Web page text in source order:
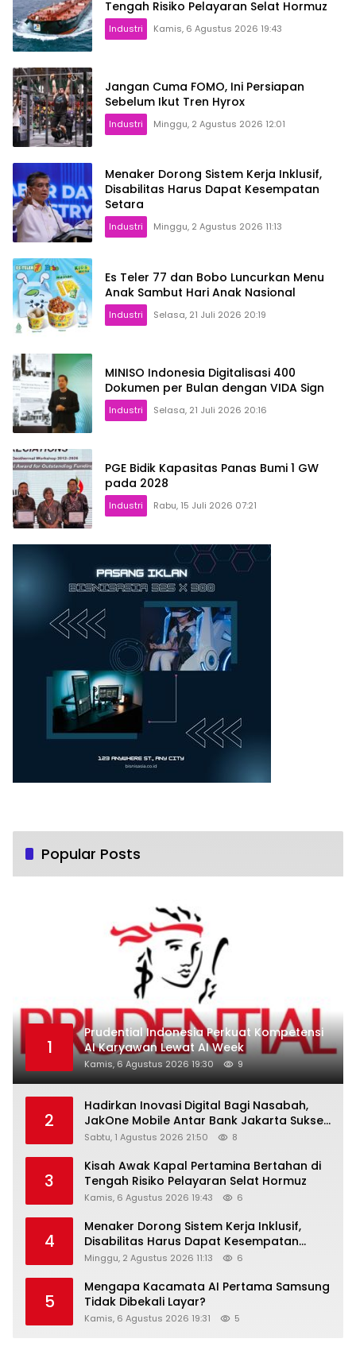
Tengah Risiko Pelayaran Selat Hormuz
Industri Kamis, 6 Agustus 2026 19:43
Jangan Cuma FOMO, Ini Persiapan
Sebelum Ikut Tren Hyrox
Industri Minggu, 2 Agustus 2026 12:01
Menaker Dorong Sistem Kerja Inklusif,
Disabilitas Harus Dapat Kesempatan
Setara
Industri Minggu, 2 Agustus 2026 11:13
Es Teler 77 dan Bobo Luncurkan Menu
Anak Sambut Hari Anak Nasional
Industri Selasa, 21 Juli 2026 20:19
MINISO Indonesia Digitalisasi 400
Dokumen per Bulan dengan VIDA Sign
Industri Selasa, 21 Juli 2026 20:16
PGE Bidik Kapasitas Panas Bumi 1 GW
pada 2028
Industri Rabu, 15 Juli 2026 07:21
Popular Posts
1
Prudential Indonesia Perkuat Kompetensi
AI Karyawan Lewat AI Week
Kamis, 6 Agustus 2026 19:30 9
2
Hadirkan Inovasi Digital Bagi Nasabah,
JakOne Mobile Antar Bank Jakarta Sukses
Raih Digital Excellence Awards 2026
Sabtu, 1 Agustus 2026 21:50 8
3
Kisah Awak Kapal Pertamina Bertahan di
Tengah Risiko Pelayaran Selat Hormuz
Kamis, 6 Agustus 2026 19:43 6
4
Menaker Dorong Sistem Kerja Inklusif,
Disabilitas Harus Dapat Kesempatan
Setara
Minggu, 2 Agustus 2026 11:13 6
5
Mengapa Kacamata AI Pertama Samsung
Tidak Dibekali Layar?
Kamis, 6 Agustus 2026 19:31 5